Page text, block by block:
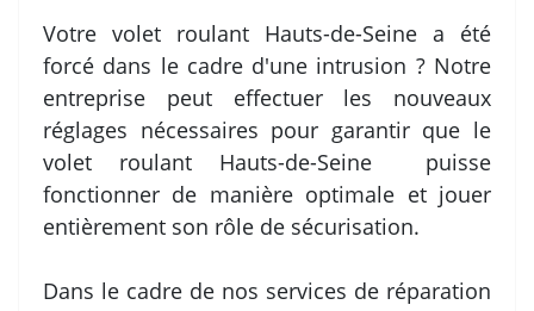
Votre volet roulant Hauts-de-Seine a été
forcé dans le cadre d'une intrusion ? Notre
entreprise peut effectuer les nouveaux
réglages nécessaires pour garantir que le
volet roulant Hauts-de-Seine puisse
fonctionner de manière optimale et jouer
entièrement son rôle de sécurisation.
Dans le cadre de nos services de réparation